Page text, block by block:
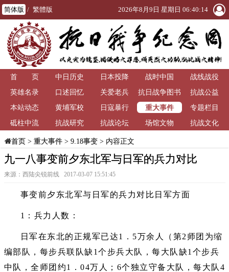
简体版 / 繁體版 2026年8月9日 星期日 06:40:14
首 页 中日历史 日本投降 战时中国
战线战役
英雄名录
口述回忆 关爱老兵
抗日战争图书
馆
抗战公益
本站动态
黄埔军校 日寇暴行 重大事件
专题栏目
砥柱中流
抗战研究 抗战论坛 场馆文物 抗战文化
首页> 重大事件> 9.18事变> 内容正文
九一八事变前夕东北军与日军的兵力对比
来源：西陆尖锐前线 2017-03-07 15:51:45
事变前夕东北军与日军的兵力对比日军方面
1：兵力人数：
日军在东北的正规军已达1．5万余人（第2师团为缩
编部队，每步兵联队缺1个步兵大队，每大队缺1个步兵
中队，全师团约1．04万人；6个独立守备大队，每大队4